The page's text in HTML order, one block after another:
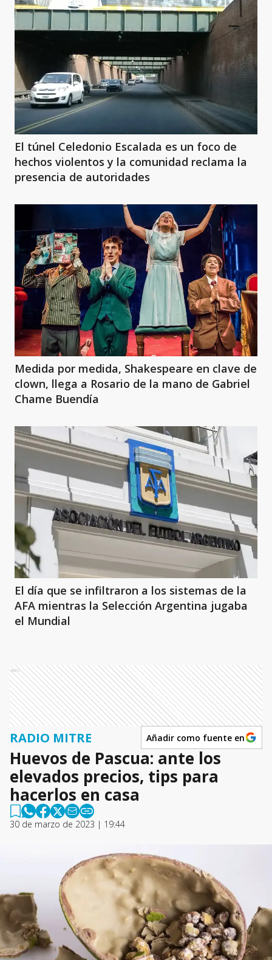
El túnel Celedonio Escalada es un foco de
hechos violentos y la comunidad reclama la
presencia de autoridades
Medida por medida, Shakespeare en clave de
clown, llega a Rosario de la mano de Gabriel
Chame Buendía
El día que se infiltraron a los sistemas de la
AFA mientras la Selección Argentina jugaba
el Mundial
Ads
RADIO MITRE Añadir como fuente en
Huevos de Pascua: ante los
elevados precios, tips para
hacerlos en casa
30 de marzo de 2023 | 19:44